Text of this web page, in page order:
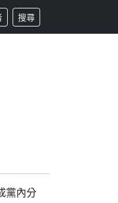
搜尋
黨內分